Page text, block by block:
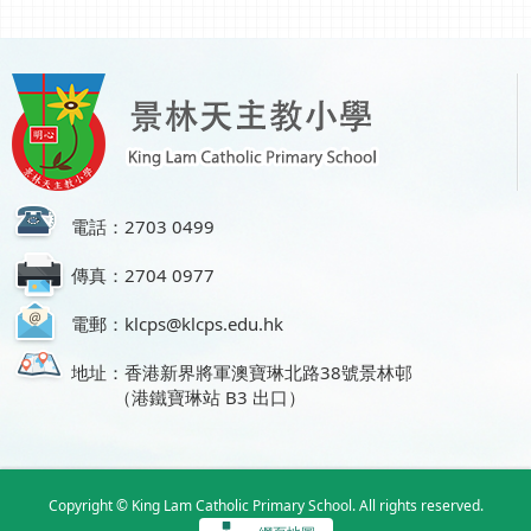
電話：2703 0499
傳真：2704 0977
電郵：klcps@klcps.edu.hk
地址：香港新界將軍澳寶琳北路38號景林邨
（港鐵寶琳站 B3 出口）
Copyright © King Lam Catholic Primary School. All rights reserved.